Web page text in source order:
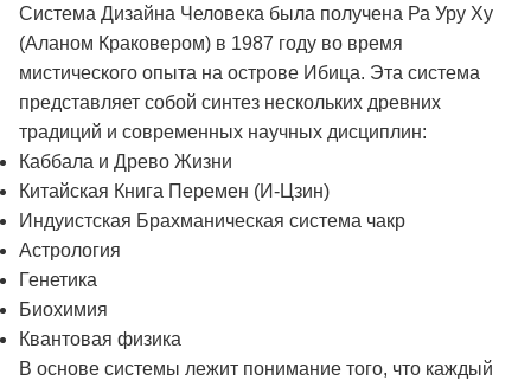
Система Дизайна Человека была получена Ра Уру Ху
(Аланом Краковером) в 1987 году во время
мистического опыта на острове Ибица. Эта система
представляет собой синтез нескольких древних
традиций и современных научных дисциплин:
Каббала и Древо Жизни
Китайская Книга Перемен (И-Цзин)
Индуистская Брахманическая система чакр
Астрология
Генетика
Биохимия
Квантовая физика
В основе системы лежит понимание того, что каждый